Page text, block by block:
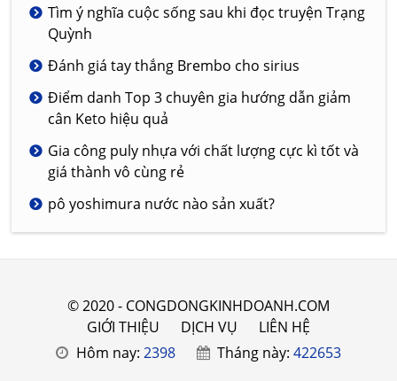
Tìm ý nghĩa cuộc sống sau khi đọc truyện Trạng
Quỳnh
Đánh giá tay thắng Brembo cho sirius
Điểm danh Top 3 chuyên gia hướng dẫn giảm
cân Keto hiệu quả
Gia công puly nhựa với chất lượng cực kì tốt và
giá thành vô cùng rẻ
pô yoshimura nước nào sản xuất?
© 2020 - CONGDONGKINHDOANH.COM
GIỚI THIỆU
DỊCH VỤ
LIÊN HỆ
Hôm nay: 2398 Tháng này:422653